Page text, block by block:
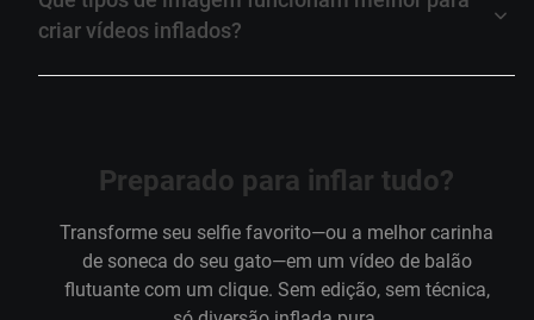
criar vídeos inflados?
Preparado para inflar tudo?
Transforme seu selfie favorito—ou a melhor carinha
de soneca do seu gato—em um vídeo de balão
flutuante com um clique. Sem edição, sem técnica,